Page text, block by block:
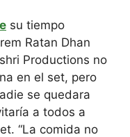
su tiempo
Ratan Dhan
Productions no
en el set, pero
se quedara
a todos a
“La comida no